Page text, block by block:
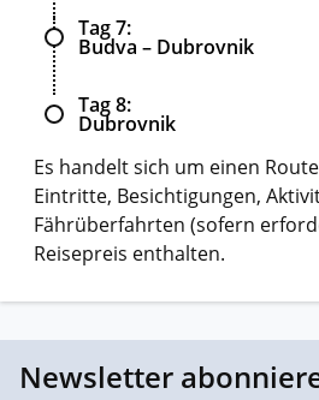
Tag 7
Budva – Dubrovnik
Tag 8
Dubrovnik
Es handelt sich um einen
Eintritte, Besichtigungen,
Fährüberfahrten (sofern
Reisepreis enthalten.
Newsletter